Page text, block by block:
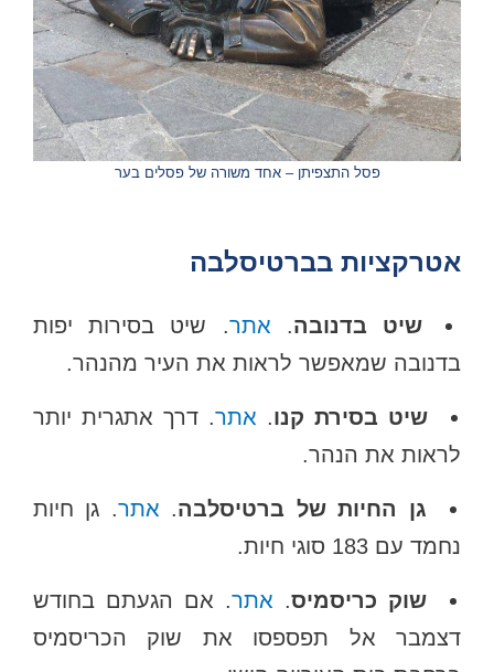
פסל התצפיתן – אחד משורה של פסלים בער
אטרקציות בברטיסלבה
שיט בדנובה. אתר. שיט בסירות יפות
בדנובה שמאפשר לראות את העיר מהנהר.
שיט בסירת קנו. אתר. דרך אתגרית יותר
לראות את הנהר.
גן החיות של ברטיסלבה. אתר. גן חיות
נחמד עם 183 סוגי חיות.
שוק כריסמיס. אתר. אם הגעתם בחודש
דצמבר אל תפספסו את שוק הכריסמיס